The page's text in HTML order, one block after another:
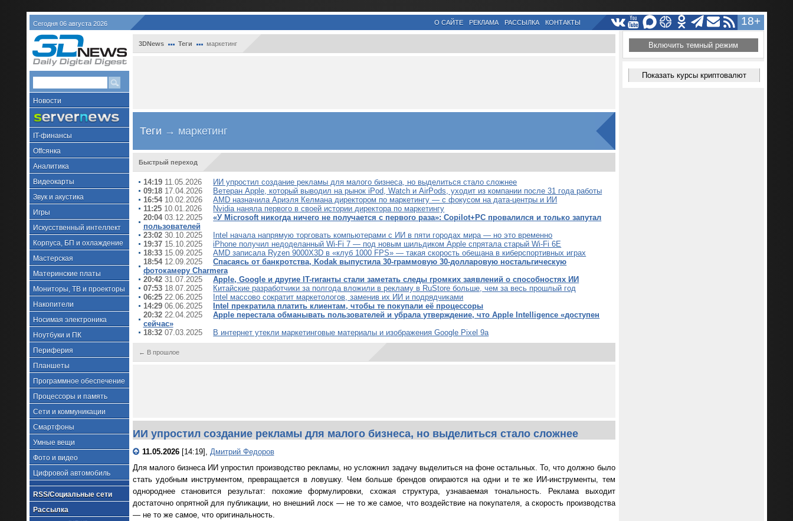
Сегодня 06 августа 2026 18+
О САЙТЕ РЕКЛАМА РАССЫЛКА КОНТАКТЫ
Новости
IT-финансы
Offсянка
Аналитика
Видеокарты
Звук и акустика
Игры
Искусственный интеллект
Корпуса, БП и охлаждение
Мастерская
Материнские платы
Мониторы, ТВ и проекторы
Накопители
Носимая электроника
Ноутбуки и ПК
Периферия
Планшеты
Программное обеспечение
Процессоры и память
Сети и коммуникации
Смартфоны
Умные вещи
Фото и видео
Цифровой автомобиль
RSS/Социальные сети
Рассылка
3DNews Теги маркетинг
Теги → маркетинг
Быстрый переход
14:1911.05.2026
ИИ упростил создание рекламы для малого бизнеса, но выделиться стало сложнее
09:1817.04.2026
Ветеран Apple, который выводил на рынок iPod, Watch и AirPods, уходит из компании после 31 года работы
16:5410.02.2026
AMD назначила Ариэля Келмана директором по маркетингу — с фокусом на дата-центры и ИИ
11:2510.01.2026
Nvidia наняла первого в своей истории директора по маркетингу
20:0403.12.2025
«У Microsoft никогда ничего не получается с первого раза»: Copilot+PC провалился и только запутал
пользователей
23:0230.10.2025
Intel начала напрямую торговать компьютерами с ИИ в пяти городах мира — но это временно
19:3715.10.2025
iPhone получил недоделанный Wi-Fi 7 — под новым шильдиком Apple спрятала старый Wi-Fi 6E
18:3315.09.2025
AMD записала Ryzen 9000X3D в «клуб 1000 FPS» — такая скорость обещана в киберспортивных играх
18:5412.09.2025
Спасаясь от банкротства, Kodak выпустила 30-граммовую 30-долларовую ностальгическую
фотокамеру Charmerа
20:4231.07.2025
Apple, Google и другие IT-гиганты стали заметать следы громких заявлений о способностях ИИ
07:5318.07.2025
Китайские разработчики за полгода вложили в рекламу в RuStore больше, чем за весь прошлый год
06:2522.06.2025
Intel массово сократит маркетологов, заменив их ИИ и подрядчиками
14:2906.06.2025
Intel прекратила платить клиентам, чтобы те покупали её процессоры
20:3222.04.2025
Apple перестала обманывать пользователей и убрала утверждение, что Apple Intelligence «доступен
сейчас»
18:3207.03.2025 В интернет утекли маркетинговые материалы и изображения Google Pixel 9a
← В прошлое
ИИ упростил создание рекламы для малого бизнеса, но выделиться стало сложнее
11.05.2026[14:19], Дмитрий Федоров
Для малого бизнеса ИИ упростил производство рекламы, но усложнил задачу выделиться на фоне остальных. То, что должно было
стать удобным инструментом, превращается в ловушку. Чем больше брендов опираются на одни и те же ИИ-инструменты, тем
однороднее становится результат: похожие формулировки, схожая структура, узнаваемая тональность. Реклама выходит
достаточно опрятной для публикации, но внешний лоск — не то же самое, что воздействие на покупателя, а скорость производства
— не то же самое, что оригинальность.
Включить темный режим
Показать курсы криптовалют